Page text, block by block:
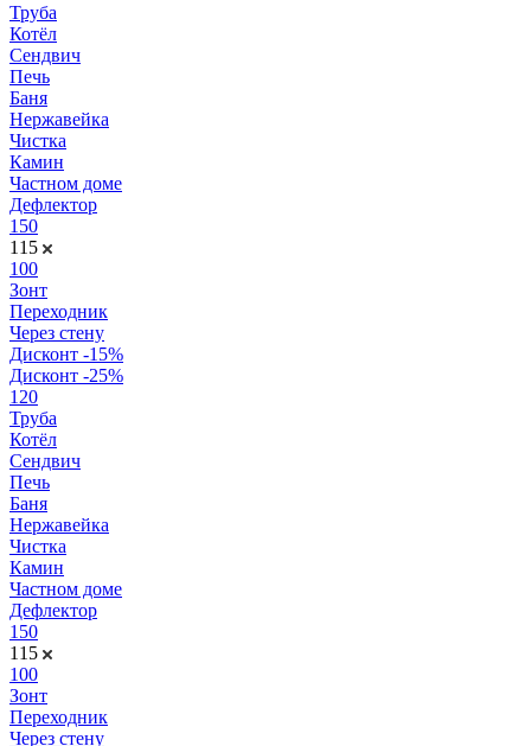
Труба
Котёл
Сендвич
Печь
Баня
Нержавейка
Чистка
Камин
Частном доме
Дефлектор
150
115
100
Зонт
Переходник
Через стену
Дисконт -15%
Дисконт -25%
120
Труба
Котёл
Сендвич
Печь
Баня
Нержавейка
Чистка
Камин
Частном доме
Дефлектор
150
115
100
Зонт
Переходник
Через стену